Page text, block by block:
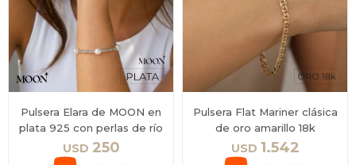
Pulsera Elara de MOON en
plata 925 con perlas de río
USD 250
Pulsera Flat Mariner clásica
de oro amarillo 18k
USD 1.542